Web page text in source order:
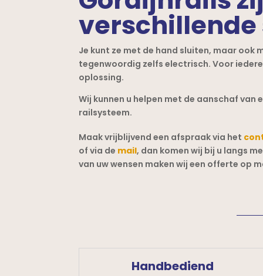
verschillende
Je kunt ze met de hand sluiten, maar ook
tegenwoordig zelfs electrisch. Voor
oplossing.
Wij kunnen u helpen met de aanschaf van
railsysteem.
Maak vrijblijvend een afspraak via het
of via de mail, dan komen wij bij u langs
van uw wensen maken wij een offerte op
Handbediend